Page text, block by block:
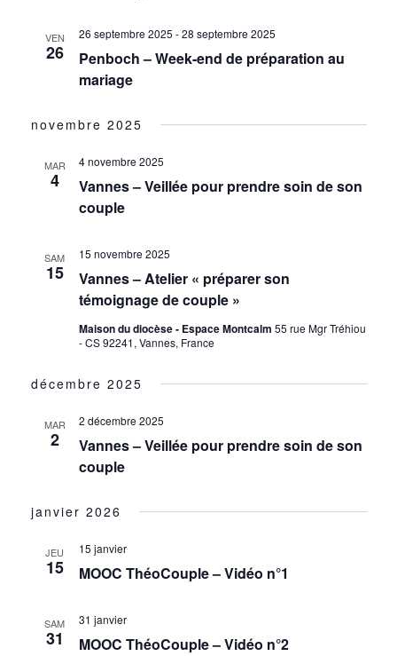
VEN
26
Penboch – Week-end de préparation au
mariage
26 septembre 2025 -28 septembre 2025
novembre 2025
MAR
4
Vannes – Veillée pour prendre soin de son
couple
4 novembre 2025
SAM
15
Vannes – Atelier « préparer son
témoignage de couple »
15 novembre 2025
Maison du diocèse - Espace Montcalm 55 rue Mgr Tréhiou
- CS 92241, Vannes, France
décembre 2025
MAR
2
Vannes – Veillée pour prendre soin de son
couple
2 décembre 2025
janvier 2026
JEU
15 MOOC ThéoCouple – Vidéo n°1
15 janvier
SAM
31 MOOC ThéoCouple – Vidéo n°2
31 janvier